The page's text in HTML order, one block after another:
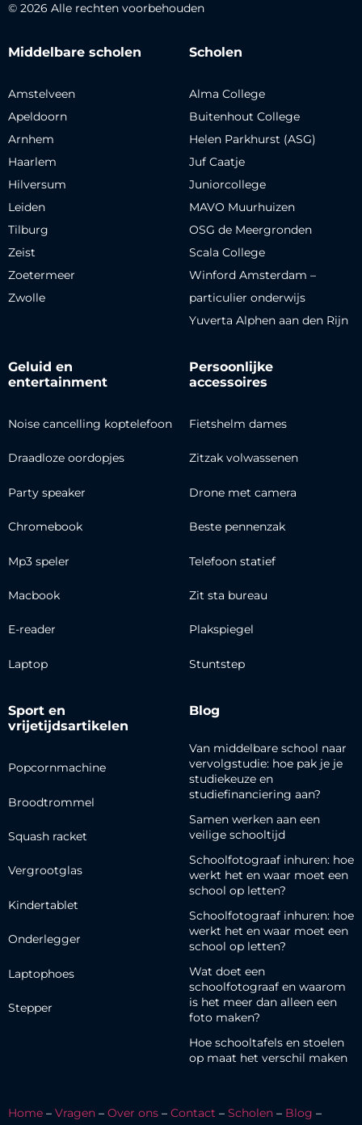
© 2026 Alle rechten voorbehouden
Middelbare scholen
Amstelveen
Apeldoorn
Arnhem
Haarlem
Hilversum
Leiden
Tilburg
Zeist
Zoetermeer
Zwolle
Scholen
Alma College
Buitenhout College
Helen Parkhurst (ASG)
Juf Caatje
Juniorcollege
MAVO Muurhuizen
OSG de Meergronden
Scala College
Winford Amsterdam –
particulier onderwijs
Yuverta Alphen aan den Rijn
Geluid en
entertainment
Noise cancelling koptelefoon
Draadloze oordopjes
Party speaker
Chromebook
Mp3 speler
Macbook
E-reader
Laptop
Persoonlijke
accessoires
Fietshelm dames
Zitzak volwassenen
Drone met camera
Beste pennenzak
Telefoon statief
Zit sta bureau
Plakspiegel
Stuntstep
Sport en
vrijetijdsartikelen
Popcornmachine
Broodtrommel
Squash racket
Vergrootglas
Kindertablet
Onderlegger
Laptophoes
Stepper
Blog
Van middelbare school naar
vervolgstudie: hoe pak je je
studiekeuze en
studiefinanciering aan?
Samen werken aan een
veilige schooltijd
Schoolfotograaf inhuren: hoe
werkt het en waar moet een
school op letten?
Schoolfotograaf inhuren: hoe
werkt het en waar moet een
school op letten?
Wat doet een
schoolfotograaf en waarom
is het meer dan alleen een
foto maken?
Hoe schooltafels en stoelen
op maat het verschil maken
Home – Vragen – Over ons – Contact – Scholen – Blog –